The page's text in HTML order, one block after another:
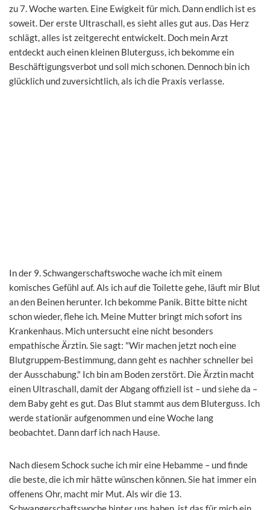
zu 7. Woche warten. Eine Ewigkeit für mich. Dann endlich ist es
soweit. Der erste Ultraschall, es sieht alles gut aus. Das Herz
schlägt, alles ist zeitgerecht entwickelt. Doch mein Arzt
entdeckt auch einen kleinen Bluterguss, ich bekomme ein
Beschäftigungsverbot und soll mich schonen. Dennoch bin ich
glücklich und zuversichtlich, als ich die Praxis verlasse.
In der 9. Schwangerschaftswoche wache ich mit einem
komisches Gefühl auf. Als ich auf die Toilette gehe, läuft mir Blut
an den Beinen herunter. Ich bekomme Panik. Bitte bitte nicht
schon wieder, flehe ich. Meine Mutter bringt mich sofort ins
Krankenhaus. Mich untersucht eine nicht besonders
empathische Ärztin. Sie sagt: "Wir machen jetzt noch eine
Blutgruppem-Bestimmung, dann geht es nachher schneller bei
der Ausschabung." Ich bin am Boden zerstört. Die Ärztin macht
einen Ultraschall, damit der Abgang offiziell ist – und siehe da –
dem Baby geht es gut. Das Blut stammt aus dem Bluterguss. Ich
werde stationär aufgenommen und eine Woche lang
beobachtet. Dann darf ich nach Hause.
Nach diesem Schock suche ich mir eine Hebamme – und finde
die beste, die ich mir hätte wünschen können. Sie hat immer ein
offenens Ohr, macht mir Mut. Als wir die 13.